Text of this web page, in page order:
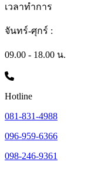
เวลาทำการ
จันทร์-ศุกร์ :
09.00 - 18.00 น.
Hotline
081-831-4988
096-959-6366
098-246-9361